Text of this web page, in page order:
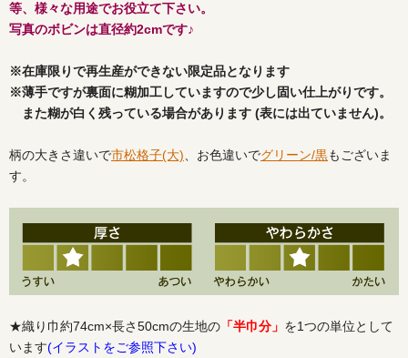
等、様々な用途でお役立て下さい。
写真のボビンは直径約2cmです♪
※在庫限りで再生産ができない限定品となります
※薄手ですが裏面に糊加工していますので少し固い仕上がりです。
また糊が白く残っている場合があります (表には出ていません)。
柄の大きさ違いで市松格子(大) 、お色違いでグリーン/黒もございま
す。
★織り巾約74cm×長さ50cmの生地の 「半巾分」 を1つの単位として
います(イラストをご参照下さい)